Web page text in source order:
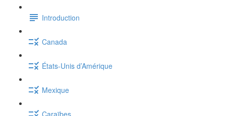
Introduction
Canada
États-Unis d’Amérique
Mexique
Caraïbes